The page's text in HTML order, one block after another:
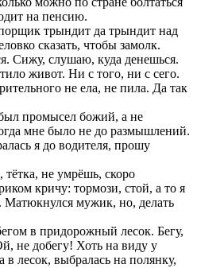
на пенсию.
трындит да трындит над
сказать, чтобы замолк.
Сижу, слушаю, куда денешься.
живот. Ни с того, ни с сего.
не ела, не пила. Да так
промысел божий, а не
мне было не до размышлений.
я до водителя, прошу
тётка, не умрёшь, скоро
кричу: тормози, стой, а то я
Матюкнулся мужик, но, делать
в придорожный лесок. Бегу,
не добегу! Хоть на виду у
лесок, выбралась на полянку,